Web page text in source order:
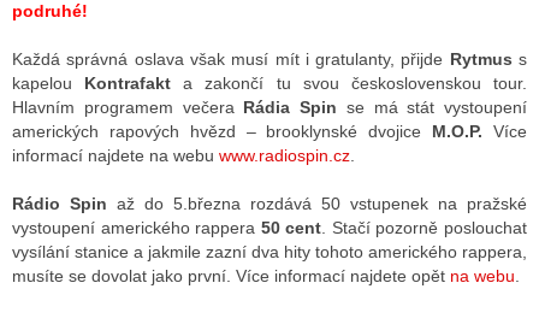
RÁDIA
STRÁNKY RÁDIÍ
STRÁNKY TV
TISK
podruhé!
Každá správná oslava však musí mít i gratulanty, přijde Rytmus s
kapelou Kontrafakt a zakončí tu svou československou tour.
Hlavním programem večera Rádia Spin se má stát vystoupení
amerických rapových hvězd – brooklynské dvojice M.O.P. Více
informací najdete na webu www.radiospin.cz
Rádio Spin až do 5.března rozdává 50 vstupenek na pražské
vystoupení amerického rappera 50 cent . Stačí pozorně poslouchat
vysílání stanice a jakmile zazní dva hity tohoto amerického rappera,
musíte se dovolat jako první. Více informací najdete opět na webu